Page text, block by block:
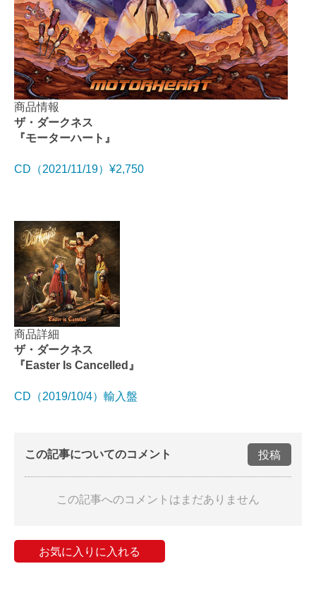
商品情報
ザ・ダークネス
『モーターハート』
CD（2021/11/19）¥2,750
商品詳細
ザ・ダークネス
『Easter Is Cancelled』
CD（2019/10/4）輸入盤
この記事についてのコメント 投稿
この記事へのコメントはまだありません
お気に入りに入れる